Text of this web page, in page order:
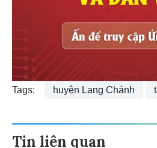
Tags: huyện Lang Chánh
Tin liên quan